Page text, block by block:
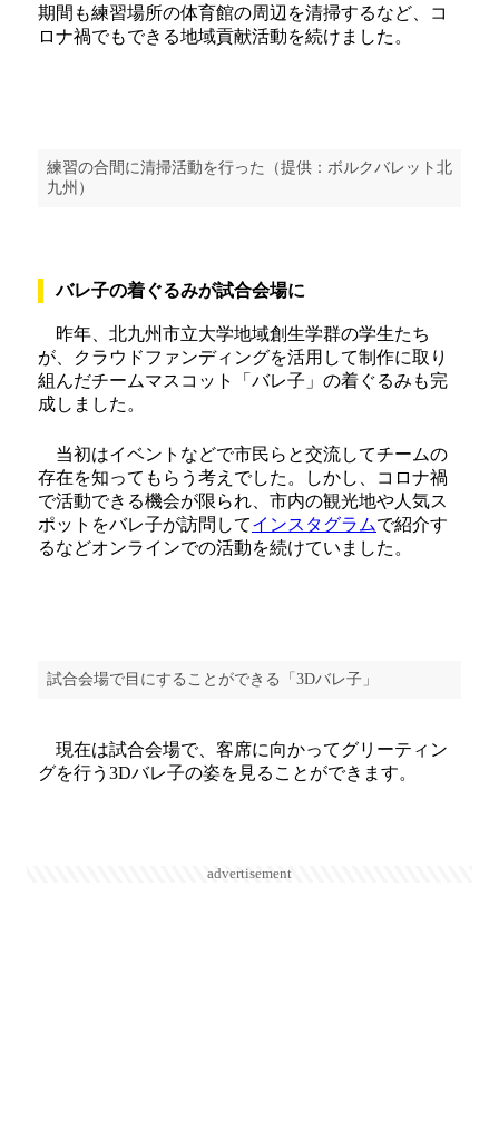
期間も練習場所の体育館の周辺を清掃するなど、コ
ロナ禍でもできる地域貢献活動を続けました。
練習の合間に清掃活動を行った（提供：ボルクバレット北
九州）
バレ子の着ぐるみが試合会場に
昨年、北九州市立大学地域創生学群の学生たち
が、クラウドファンディングを活用して制作に取り
組んだチームマスコット「バレ子」の着ぐるみも完
成しました。
当初はイベントなどで市民らと交流してチームの
存在を知ってもらう考えでした。しかし、コロナ禍
で活動できる機会が限られ、市内の観光地や人気ス
ポットをバレ子が訪問してインスタグラムで紹介す
るなどオンラインでの活動を続けていました。
試合会場で目にすることができる「3Dバレ子」
現在は試合会場で、客席に向かってグリーティン
グを行う3Dバレ子の姿を見ることができます。
advertisement